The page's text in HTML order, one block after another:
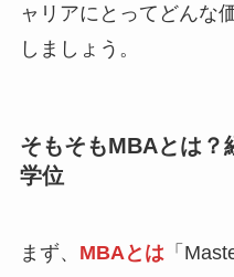
ャリアにとってどんな
しましょう。
そもそもMBAとは？
学位
まず、 MBAとは 「